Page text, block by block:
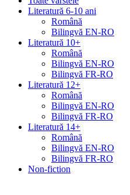
Literatură 6-10 ani
Română
Bilingvă EN-RO
Literatură 10+
Română
Bilingvă EN-RO
Bilingvă FR-RO
Literatură 12+
Română
Bilingvă EN-RO
Bilingvă FR-RO
Literatură 14+
Română
Bilingvă EN-RO
Bilingvă FR-RO
Non-fiction